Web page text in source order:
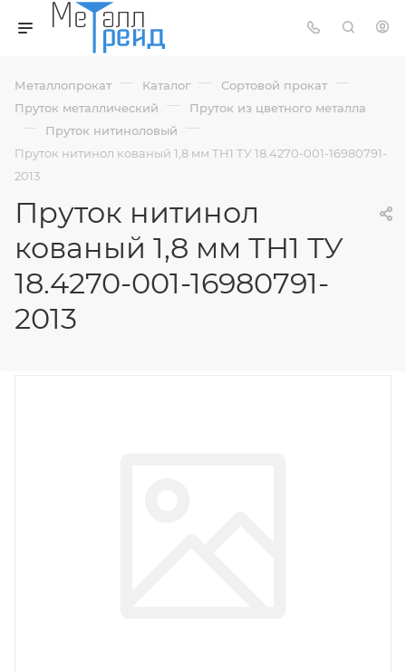
Металлопрокат — Каталог — Сортовой прокат —
Пруток металлический — Пруток из цветного металла
— Пруток нитиноловый —
Пруток нитинол кованый 1,8 мм ТН1 ТУ 18.4270-001-16980791-
2013
Пруток нитинол
кованый 1,8 мм ТН1 ТУ
18.4270-001-16980791-
2013